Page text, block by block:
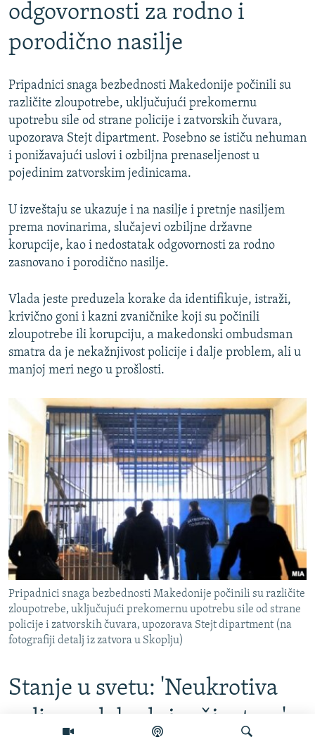
odgovornosti za rodno i
porodično nasilje
Pripadnici snaga bezbednosti Makedonije počinili su
različite zloupotrebe, uključujući prekomernu
upotrebu sile od strane policije i zatvorskih čuvara,
upozorava Stejt dipartment. Posebno se ističu nehuman
i ponižavajući uslovi i ozbiljna prenaseljenost u
pojedinim zatvorskim jedinicama.
U izveštaju se ukazuje i na nasilje i pretnje nasiljem
prema novinarima, slučajevi ozbiljne državne
korupcije, kao i nedostatak odgovornosti za rodno
zasnovano i porodično nasilje.
Vlada jeste preduzela korake da identifikuje, istraži,
krivično goni i kazni zvaničnike koji su počinili
zloupotrebe ili korupciju, a makedonski ombudsman
smatra da je nekažnjivost policije i dalje problem, ali u
manjoj meri nego u prošlosti.
Pripadnici snaga bezbednosti Makedonije počinili su različite
zloupotrebe, uključujući prekomernu upotrebu sile od strane
policije i zatvorskih čuvara, upozorava Stejt dipartment (na
fotografiji detalj iz zatvora u Skoplju)
Stanje u svetu: 'Neukrotiva
volja za slobodnim životom'